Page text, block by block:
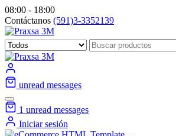
08:00 - 18:00
Contáctanos (591)3-3352139
unread messages
1 unread messages
Iniciar sesión